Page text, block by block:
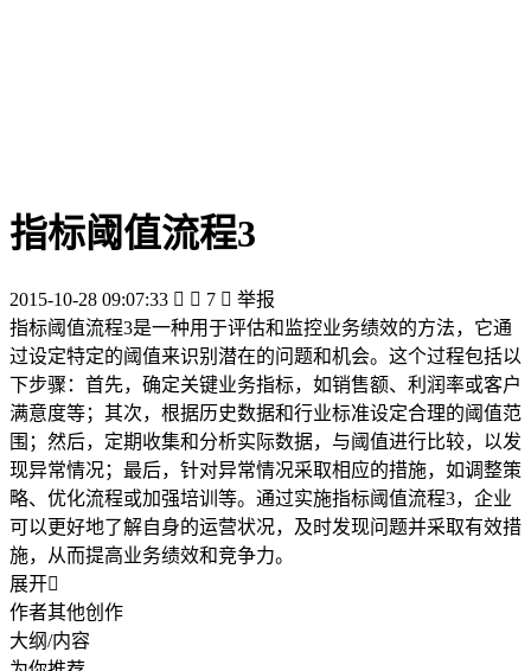
指标阈值流程3
2015-10-28 09:07:33   7  举报
指标阈值流程3是一种用于评估和监控业务绩效的方法，它通
过设定特定的阈值来识别潜在的问题和机会。这个过程包括以
下步骤：首先，确定关键业务指标，如销售额、利润率或客户
满意度等；其次，根据历史数据和行业标准设定合理的阈值范
围；然后，定期收集和分析实际数据，与阈值进行比较，以发
现异常情况；最后，针对异常情况采取相应的措施，如调整策
略、优化流程或加强培训等。通过实施指标阈值流程3，企业
可以更好地了解自身的运营状况，及时发现问题并采取有效措
施，从而提高业务绩效和竞争力。
展开
作者其他创作
大纲/内容